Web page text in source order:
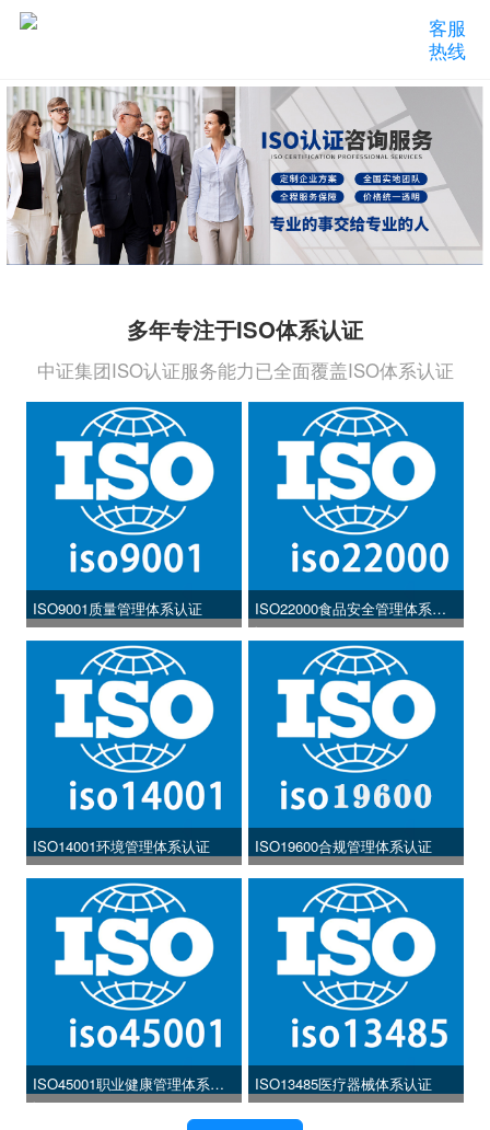
客服
热线
多年专注于ISO体系认证
中证集团ISO认证服务能力已全面覆盖ISO体系认证
ISO9001质量管理体系认证
ISO14001环境管理体系认证
ISO45001职业健康管理体系认
证
ISO22000食品安全管理体系认
证
ISO19600合规管理体系认证
ISO13485医疗器械体系认证